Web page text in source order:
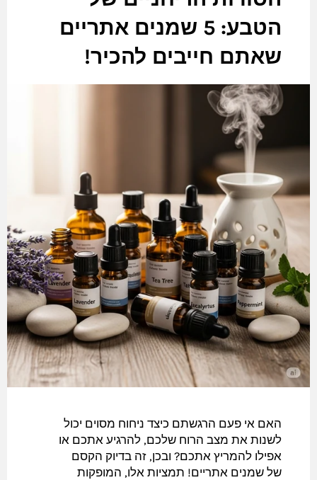
הטבע: 5 שמנים אתריים
שאתם חייבים להכיר!
האם אי פעם הרגשתם כיצד ניחוח מסוים יכול
לשנות את מצב הרוח שלכם, להרגיע אתכם או
אפילו להמריץ אתכם? ובכן, זה בדיוק הקסם
של שמנים אתריים! תמציות אלו, המופקות